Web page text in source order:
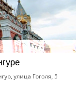
улица Гоголя, 5